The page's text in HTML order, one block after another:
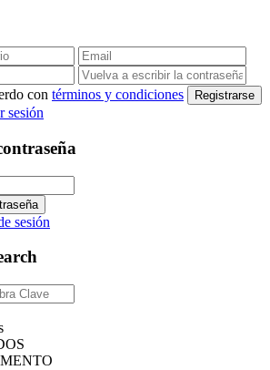
con términos y condiciones Registrarse
sesión
sesión